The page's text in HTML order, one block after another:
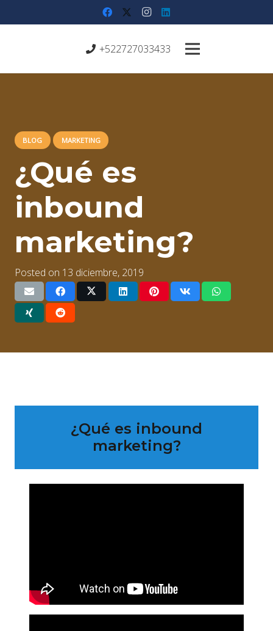
+522727033433
BLOG MARKETING
¿Qué es
inbound
marketing?
Posted on 13 diciembre, 2019
¿Qué es inbound
marketing?